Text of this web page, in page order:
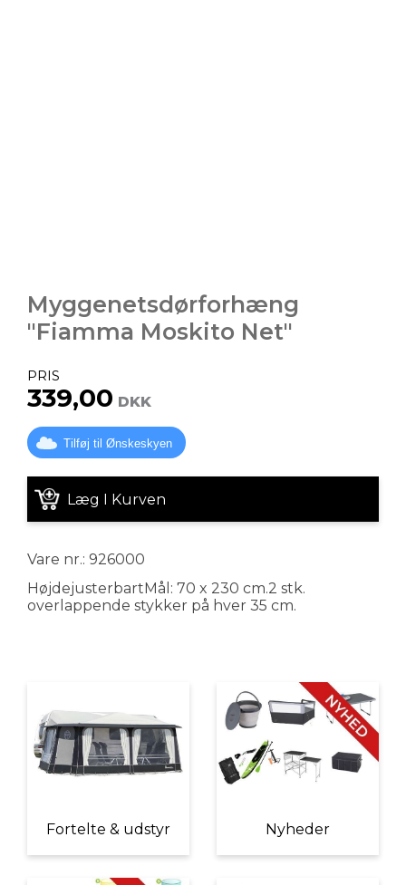
Myggenetsdørforhæng
"Fiamma Moskito Net"
PRIS
339,00 DKK
Tilføj til Ønskeskyen
Læg I Kurven
Vare nr.: 926000
HøjdejusterbartMål: 70 x 230 cm.2 stk.
overlappende stykker på hver 35 cm.
Fortelte & udstyr Nyheder